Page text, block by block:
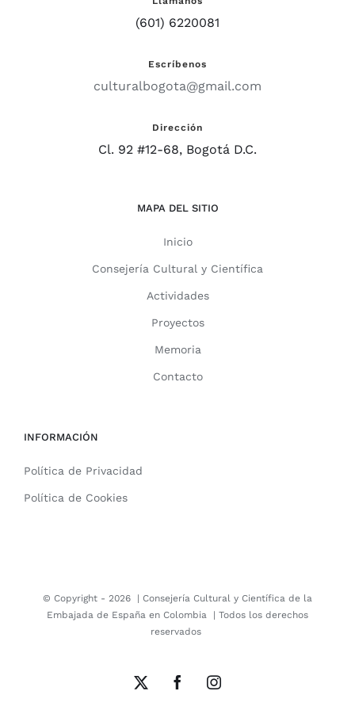
(601) 6220081
Escríbenos
culturalbogota@gmail.com
Dirección
Cl. 92 #12-68, Bogotá D.C.
MAPA DEL SITIO
Inicio
Consejería Cultural y Científica
Actividades
Proyectos
Memoria
Contacto
INFORMACIÓN
Política de Privacidad
Política de Cookies
© Copyright - 2026 | Consejería Cultural y Científica de la
Embajada de España en Colombia | Todos los derechos
reservados
X FacebookInstagram